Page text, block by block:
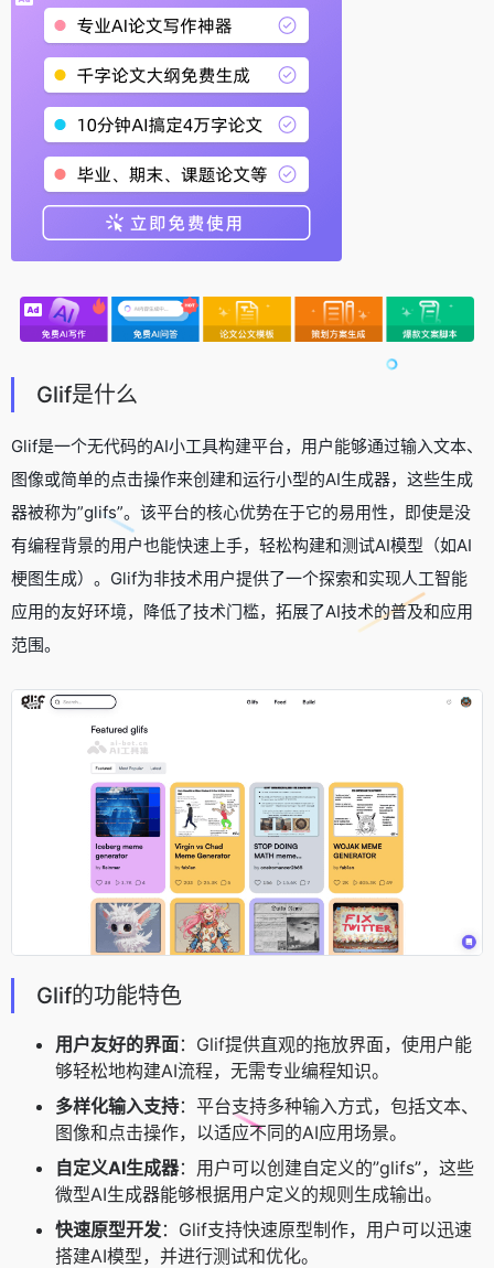
Glif是什么
Glif是一个无代码的AI小工具构建平台，用户能够通过输入文本、
图像或简单的点击操作来创建和运行小型的AI生成器，这些生成
器被称为”glifs”。该平台的核心优势在于它的易用性，即使是没
有编程背景的用户也能快速上手，轻松构建和测试AI模型（如AI
梗图生成）。Glif为非技术用户提供了一个探索和实现人工智能
应用的友好环境，降低了技术门槛，拓展了AI技术的普及和应用
范围。
Glif的功能特色
用户友好的界面：Glif提供直观的拖放界面，使用户能
够轻松地构建AI流程，无需专业编程知识。
多样化输入支持：平台支持多种输入方式，包括文本、
图像和点击操作，以适应不同的AI应用场景。
自定义AI生成器：用户可以创建自定义的”glifs”，这些
微型AI生成器能够根据用户定义的规则生成输出。
快速原型开发：Glif支持快速原型制作，用户可以迅速
搭建AI模型，并进行测试和优化。